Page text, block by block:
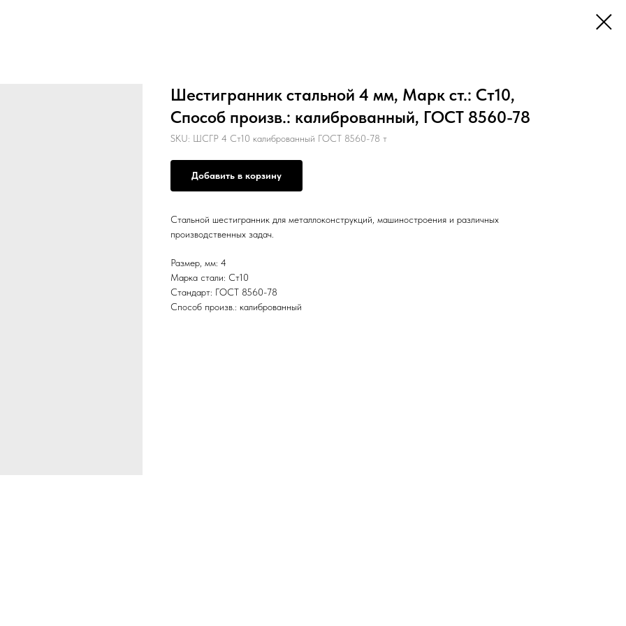
Шестигранник стальной 4 мм, Марк ст.: Ст10,
Способ произв.: калиброванный, ГОСТ 8560-78
SKU: ШСГР 4 Ст10 калиброванный ГОСТ 8560-78 т
Добавить в корзину
Стальной шестигранник для металлоконструкций, машиностроения и различных
производственных задач.
Размер, мм: 4
Марка стали: Ст10
Стандарт: ГОСТ 8560-78
Способ произв.: калиброванный